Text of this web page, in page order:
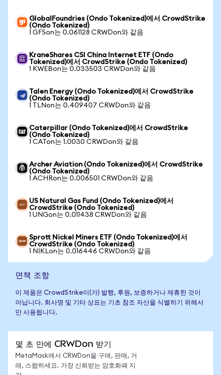
GlobalFoundries (Ondo Tokenized)에서 CrowdStrike
(Ondo Tokenized)
1 GFSon는 0.061128 CRWDon와 같음
KraneShares CSI China Internet ETF (Ondo
Tokenized)에서 CrowdStrike (Ondo Tokenized)
1 KWEBon는 0.033503 CRWDon와 같음
Talen Energy (Ondo Tokenized)에서 CrowdStrike
(Ondo Tokenized)
1 TLNon는 0.409407 CRWDon와 같음
Caterpillar (Ondo Tokenized)에서 CrowdStrike
(Ondo Tokenized)
1 CATon는 1.0030 CRWDon와 같음
Archer Aviation (Ondo Tokenized)에서 CrowdStrike
(Ondo Tokenized)
1 ACHRon는 0.006501 CRWDon와 같음
US Natural Gas Fund (Ondo Tokenized)에서
CrowdStrike (Ondo Tokenized)
1 UNGon는 0.011438 CRWDon와 같음
Sprott Nickel Miners ETF (Ondo Tokenized)에서
CrowdStrike (Ondo Tokenized)
1 NIKLon는 0.016446 CRWDon와 같음
면책 조항
이 제품은 CrowdStrike이(가) 발행, 후원, 보증하거나 제휴한 것이
아닙니다. 회사명 및 기타 상표는 기초 참조 자산을 식별하기 위해서
만 사용됩니다.
몇 초 만에 CRWDon 받기
MetaMask에서 CRWDon을 구매, 판매, 거
래, 스왑하세요. 가장 신뢰받는 암호화폐 지